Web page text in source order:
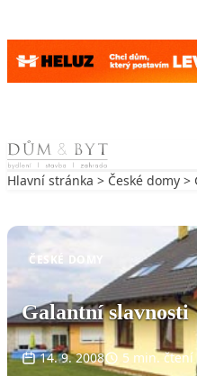
Skip to content
Hlavní stránka > České domy >
ČESKÉ DOMY
Galantní slavnosti
14. 9. 2008 5 min. čtení